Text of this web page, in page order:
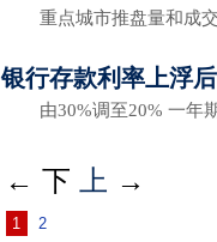
重点城市推盘量和成
银行存款利率上浮
由30%调至20% 一年
← 下 上 →
1 2